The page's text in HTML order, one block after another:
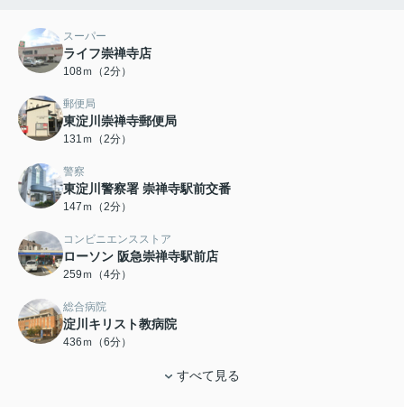
スーパー
ライフ崇禅寺店
108ｍ（2分）
郵便局
東淀川崇禅寺郵便局
131ｍ（2分）
警察
東淀川警察署 崇禅寺駅前交番
147ｍ（2分）
コンビニエンスストア
ローソン 阪急崇禅寺駅前店
259ｍ（4分）
総合病院
淀川キリスト教病院
436ｍ（6分）
すべて見る